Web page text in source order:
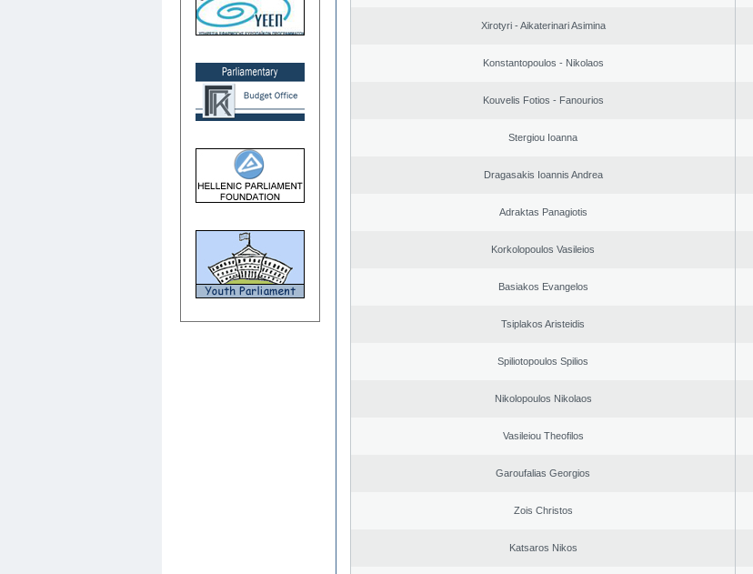
Xirotyri - Aikaterinari Asimina
Konstantopoulos - Nikolaos
Kouvelis Fotios - Fanourios
Stergiou Ioanna
Dragasakis Ioannis Andrea
Adraktas Panagiotis
Korkolopoulos Vasileios
Basiakos Evangelos
Tsiplakos Aristeidis
Spiliotopoulos Spilios
Nikolopoulos Nikolaos
Vasileiou Theofilos
Garoufalias Georgios
Zois Christos
Katsaros Nikos